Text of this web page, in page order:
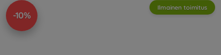
-10%
Ilmainen toimitus